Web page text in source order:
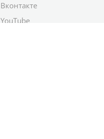
Вконтакте
YouTube